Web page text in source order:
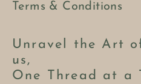
Terms & Conditions
Unravel the Art
us,
One Thread at a